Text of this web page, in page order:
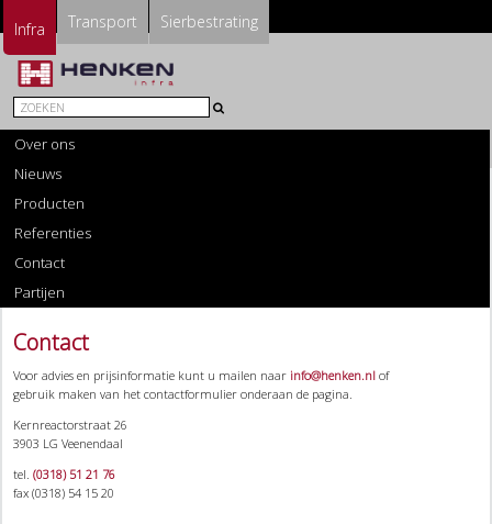
Infra Transport Sierbestrating
Over ons
Nieuws
Producten
Referenties
Contact
Partijen
Contact
Voor advies en prijsinformatie kunt u mailen naar info@henken.nl of
gebruik maken van het contactformulier onderaan de pagina.
Kernreactorstraat 26
3903 LG Veenendaal
tel.(0318) 51 21 76
fax (0318) 54 15 20